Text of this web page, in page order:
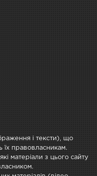
і тексти), що
їх правовласникам.
матеріали з цього сайту